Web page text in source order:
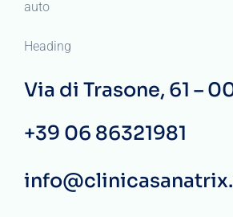
auto
Heading
Via di Trasone, 61 –
+39 06 86321981